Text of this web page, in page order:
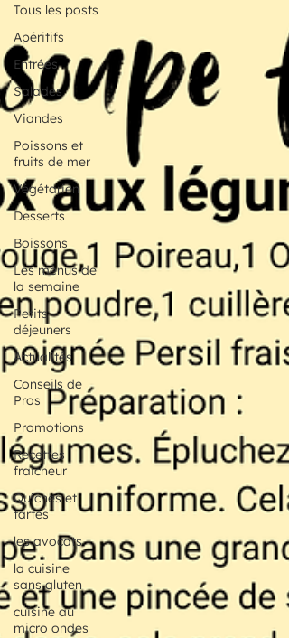
Tous les posts
Apéritifs
Entrées
Salades
Viandes
Poissons et
fruits de mer
Végétarien
Desserts
Boissons
Les menus de
la semaine
Petits
déjeuners
Actualités
Conseils de
Pros
Promotions
Recettes
fraicheur
Quiches et
tartes
les avocats
la cuisine
sans gluten
cuisine au
micro ondes